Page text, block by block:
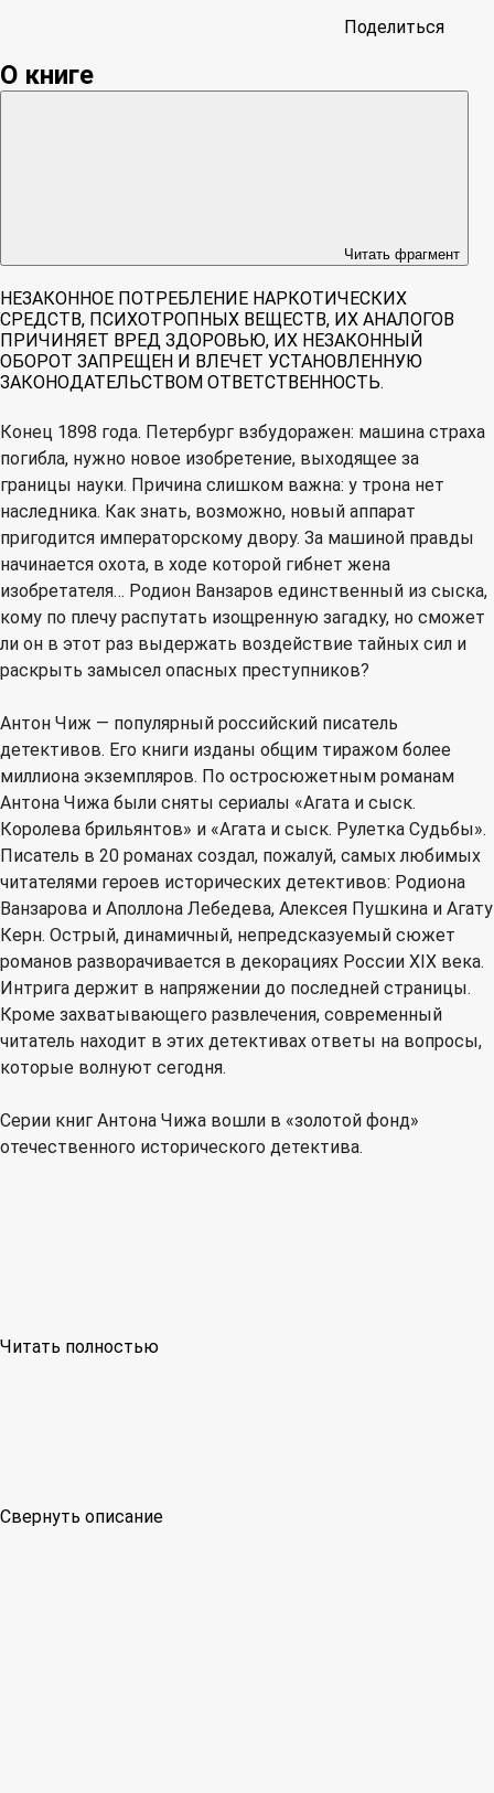
Поделиться
О книге
Читать фрагмент
НЕЗАКОННОЕ ПОТРЕБЛЕНИЕ НАРКОТИЧЕСКИХ
СРЕДСТВ, ПСИХОТРОПНЫХ ВЕЩЕСТВ, ИХ АНАЛОГОВ
ПРИЧИНЯЕТ ВРЕД ЗДОРОВЬЮ, ИХ НЕЗАКОННЫЙ
ОБОРОТ ЗАПРЕЩЕН И ВЛЕЧЕТ УСТАНОВЛЕННУЮ
ЗАКОНОДАТЕЛЬСТВОМ ОТВЕТСТВЕННОСТЬ.
Конец 1898 года. Петербург взбудоражен: машина страха
погибла, нужно новое изобретение, выходящее за
границы науки. Причина слишком важна: у трона нет
наследника. Как знать, возможно, новый аппарат
пригодится императорскому двору. За машиной правды
начинается охота, в ходе которой гибнет жена
изобретателя… Родион Ванзаров единственный из сыска,
кому по плечу распутать изощренную загадку, но сможет
ли он в этот раз выдержать воздействие тайных сил и
раскрыть замысел опасных преступников?
Антон Чиж — популярный российский писатель
детективов. Его книги изданы общим тиражом более
миллиона экземпляров. По остросюжетным романам
Антона Чижа были сняты сериалы «Агата и сыск.
Королева брильянтов» и «Агата и сыск. Рулетка Судьбы».
Писатель в 20 романах создал, пожалуй, самых любимых
читателями героев исторических детективов: Родиона
Ванзарова и Аполлона Лебедева, Алексея Пушкина и Агату
Керн. Острый, динамичный, непредсказуемый сюжет
романов разворачивается в декорациях России XIX века.
Интрига держит в напряжении до последней страницы.
Кроме захватывающего развлечения, современный
читатель находит в этих детективах ответы на вопросы,
которые волнуют сегодня.
Серии книг Антона Чижа вошли в «золотой фонд»
отечественного исторического детектива.
Читать полностью
Свернуть описание